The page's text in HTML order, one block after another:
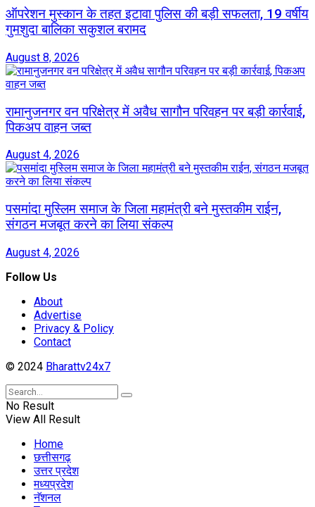
ऑपरेशन मुस्कान के तहत इटावा पुलिस की बड़ी सफलता, 19 वर्षीय
गुमशुदा बालिका सकुशल बरामद
August 8, 2026
रामानुजनगर वन परिक्षेत्र में अवैध सागौन परिवहन पर बड़ी कार्रवाई,
पिकअप वाहन जब्त
August 4, 2026
पसमांदा मुस्लिम समाज के जिला महामंत्री बने मुस्तकीम राईन,
संगठन मजबूत करने का लिया संकल्प
August 4, 2026
Follow Us
About
Advertise
Privacy & Policy
Contact
© 2024 Bharattv24x7
No Result
View All Result
Home
छत्तीसगढ़
उत्तर प्रदेश
मध्यप्रदेश
नॅशनल